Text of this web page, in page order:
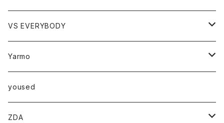
ボトム
スカート
トップス
ベスト
VS EVERYBODY
トップス
Ｔシャツ
Yarmo
アウター
コート
小物
yoused
ZDA